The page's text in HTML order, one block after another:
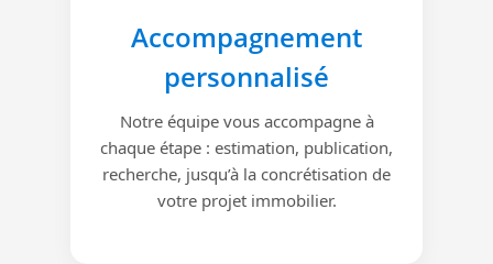
Accompagnement
personnalisé
Notre équipe vous accompagne à
chaque étape : estimation, publication,
recherche, jusqu’à la concrétisation de
votre projet immobilier.